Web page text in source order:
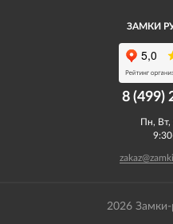
ЗАМКИ
8 (499)
Пн, Вт,
2026 Замки-